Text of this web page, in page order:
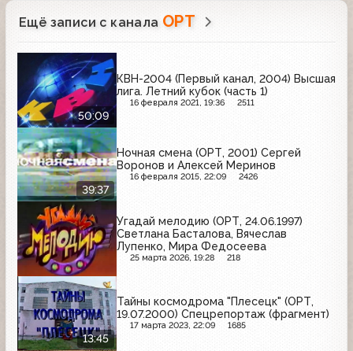
Ещё записи с канала ОРТ
50:09
КВН-2004 (Первый канал, 2004) Высшая
лига. Летний кубок (часть 1)
16 февраля 2021, 19:36 2511
39:37
Ночная смена (ОРТ, 2001) Сергей
Воронов и Алексей Меринов
16 февраля 2015, 22:09 2426
Угадай мелодию (ОРТ, 24.06.1997)
Светлана Басталова, Вячеслав
Лупенко, Мира Федосеева
25 марта 2026, 19:28 218
13:45
Тайны космодрома "Плесецк" (ОРТ,
19.07.2000) Спецрепортаж (фрагмент)
17 марта 2023, 22:09 1685